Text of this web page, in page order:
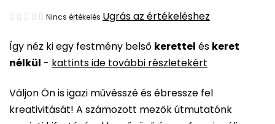
Így néz ki egy festmény belső kerettel és keret
nélkül - kattints ide további részletekért
Váljon Ön is igazi művésszé és ébressze fel
kreativitását! A számozott mezők útmutatónk
A
átlagos
értékelése
ből
0,0
Nincs értékelés Ugrás az értékeléshez